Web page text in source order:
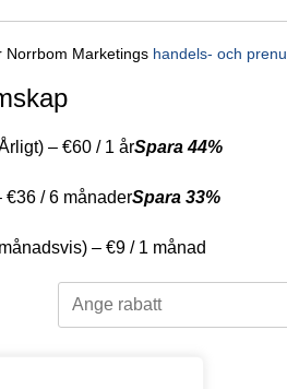
Norrbom Marketings handels- och
– €60 / 1 årSpara 44%
€36 /6 månaderSpara 33%
– €9 / 1 månad